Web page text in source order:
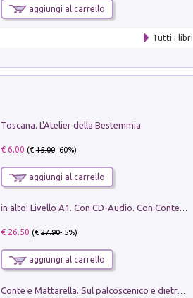
aggiungi al carrello
Tutti i libri
Toscana. L'Atelier della Bestemmia
€ 6.00 (€15.00- 60%)
aggiungi al carrello
€ 26.50 (€27.90- 5%)
aggiungi al carrello
Conte e Mattarella. Sul palcoscenico e dietro le quinte del Quirinale. Un racconto sulle istituzioni